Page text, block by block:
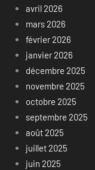
avril 2026
mars 2026
février 2026
janvier 2026
décembre 2025
novembre 2025
octobre 2025
septembre 2025
août 2025
juillet 2025
juin 2025